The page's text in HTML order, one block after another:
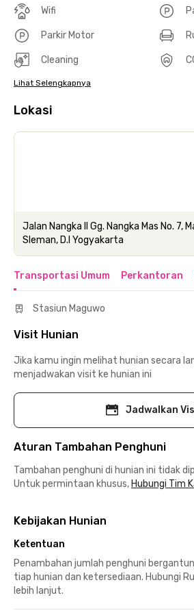
Wifi
Parkir Motor
Cleaning
Lihat Selengkapnya
Lokasi
Jalan Nangka II Gg. Nangka Mas No. 7,
Sleman, D.I Yogyakarta
Transportasi Umum Perkantoran
Stasiun Maguwo
Visit Hunian
Jika kamu ingin melihat hunian secara
menjadwakan visit ke hunian ini
Jadwalkan
Aturan Tambahan Penghuni
Tambahan penghuni di hunian ini tidak
Untuk permintaan khusus, Hubungi Tim
Kebijakan Hunian
Ketentuan
Penambahan jumlah penghuni
tiap hunian dan ketersediaan. Hubungi
lebih lanjut.